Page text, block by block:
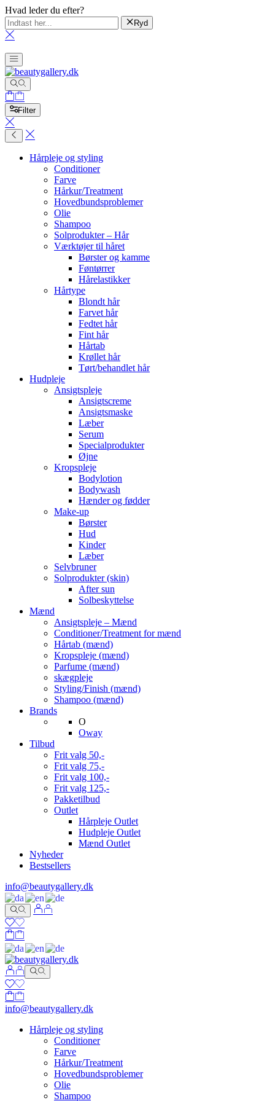
Hvad leder du efter?
Ryd
Filter
Hårpleje og styling
Conditioner
Farve
Hårkur/Treatment
Hovedbundsproblemer
Olie
Shampoo
Solprodukter – Hår
Værktøjer til håret
Børster og kamme
Føntørrer
Hårelastikker
Hårtype
Blondt hår
Farvet hår
Fedtet hår
Fint hår
Hårtab
Krøllet hår
Tørt/behandlet hår
Hudpleje
Ansigtspleje
Ansigtscreme
Ansigtsmaske
Læber
Serum
Specialprodukter
Øjne
Kropspleje
Bodylotion
Bodywash
Hænder og fødder
Make-up
Børster
Hud
Kinder
Læber
Selvbruner
Solprodukter (skin)
After sun
Solbeskyttelse
Mænd
Ansigtspleje – Mænd
Conditioner/Treatment for mænd
Hårtab (mænd)
Kropspleje (mænd)
Parfume (mænd)
skægpleje
Styling/Finish (mænd)
Shampoo (mænd)
Brands
O
Oway
Tilbud
Frit valg 50,-
Frit valg 75,-
Frit valg 100,-
Frit valg 125,-
Pakketilbud
Outlet
Hårpleje Outlet
Hudpleje Outlet
Mænd Outlet
Nyheder
Bestsellers
info@beautygallery.dk
info@beautygallery.dk
Hårpleje og styling
Conditioner
Farve
Hårkur/Treatment
Hovedbundsproblemer
Olie
Shampoo